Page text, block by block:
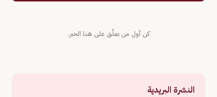
كن أول من يعلّق على هذا الخبر.
النشرة البريدية